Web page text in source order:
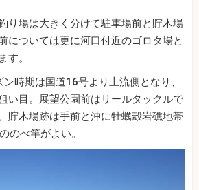
り場は大きく分けて駐車場前と貯木場
については更に河口付近のゴロタ場と
す。
時期は国道16号より上流側となり、
い目。展望公園前はリールタックルで
貯木場跡は手前と沖に牡蠣殻岩礁地帯
のべ竿がよい。